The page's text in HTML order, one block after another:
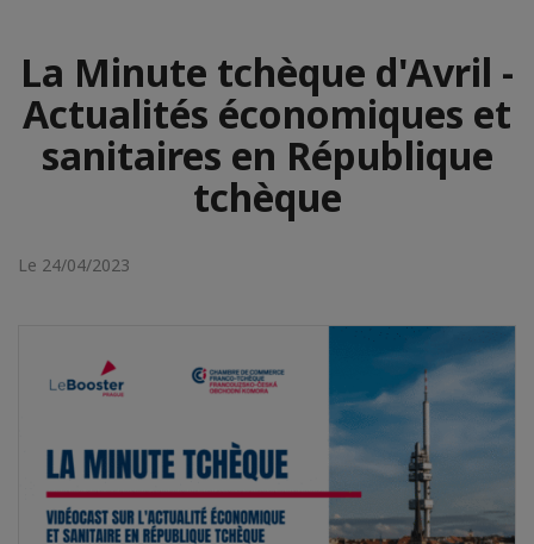
La Minute tchèque d'Avril -
Actualités économiques et
sanitaires en République
tchèque
Le 24/04/2023